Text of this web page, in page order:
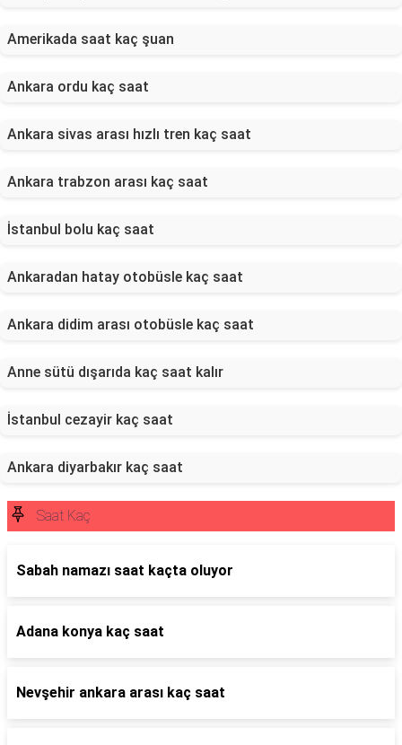
Amerikada saat kaç şuan
Ankara ordu kaç saat
Ankara sivas arası hızlı tren kaç saat
Ankara trabzon arası kaç saat
İstanbul bolu kaç saat
Ankaradan hatay otobüsle kaç saat
Ankara didim arası otobüsle kaç saat
Anne sütü dışarıda kaç saat kalır
İstanbul cezayir kaç saat
Ankara diyarbakır kaç saat
Saat Kaç
Sabah namazı saat kaçta oluyor
Adana konya kaç saat
Nevşehir ankara arası kaç saat